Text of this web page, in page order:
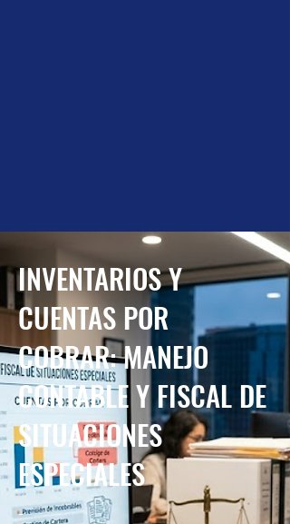
INVENTARIOS Y
CUENTAS POR
COBRAR: MANEJO
CONTABLE Y FISCAL DE
SITUACIONES
ESPECIALES
-